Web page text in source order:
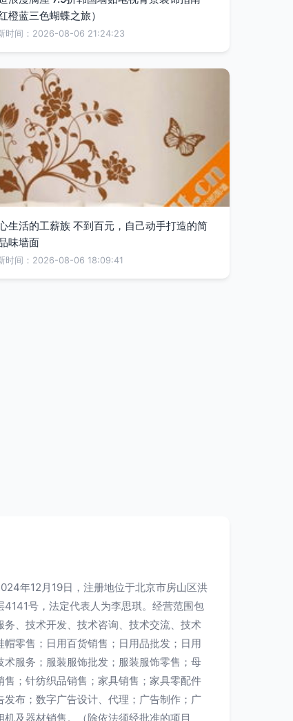
红橙蓝三色蝴蝶之旅）
时间：2026-08-06 21:24:23
生活的工薪族 不到百元，自己动手打造的简
味墙面
时间：2026-08-06 18:09:41
年12月19日，注册地位于北京市房山区洪
号，法定代表人为李思琪。经营范围包
、技术开发、技术咨询、技术交流、技术
零售；日用百货销售；日用品批发；日用
服务；服装服饰批发；服装服饰零售；母
；针纺织品销售；家具销售；家具零配件
布；数字广告设计、代理；广告制作；广
及器材销售。（除依法须经批准的项目